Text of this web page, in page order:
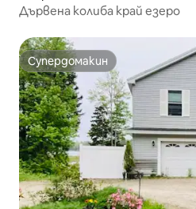
Дървена колиба край езеро
Супердомакин
Супердомакин